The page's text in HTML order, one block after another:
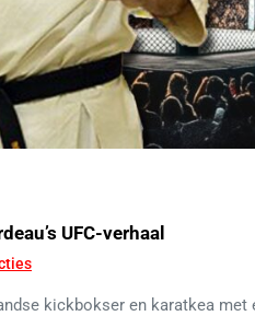
UFC-verhaal
kickbokser en karatkea